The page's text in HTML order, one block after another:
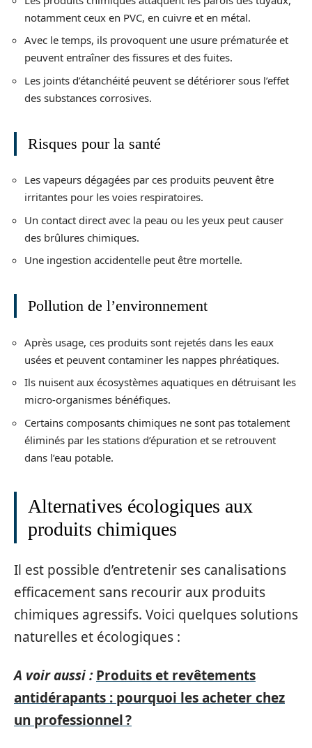
notamment ceux en PVC, en cuivre et en métal.
Avec le temps, ils provoquent une usure prématurée et
peuvent entraîner des fissures et des fuites.
Les joints d’étanchéité peuvent se détériorer sous l’effet
des substances corrosives.
Risques pour la santé
Les vapeurs dégagées par ces produits peuvent être
irritantes pour les voies respiratoires.
Un contact direct avec la peau ou les yeux peut causer
des brûlures chimiques.
Une ingestion accidentelle peut être mortelle.
Pollution de l’environnement
Après usage, ces produits sont rejetés dans les eaux
usées et peuvent contaminer les nappes phréatiques.
Ils nuisent aux écosystèmes aquatiques en détruisant les
micro-organismes bénéfiques.
Certains composants chimiques ne sont pas totalement
éliminés par les stations d’épuration et se retrouvent
dans l’eau potable.
Alternatives écologiques aux
produits chimiques
Il est possible d’entretenir ses canalisations
efficacement sans recourir aux produits
chimiques agressifs. Voici quelques solutions
naturelles et écologiques :
A voir aussi : Produits et revêtements
antidérapants : pourquoi les acheter chez
un professionnel ?